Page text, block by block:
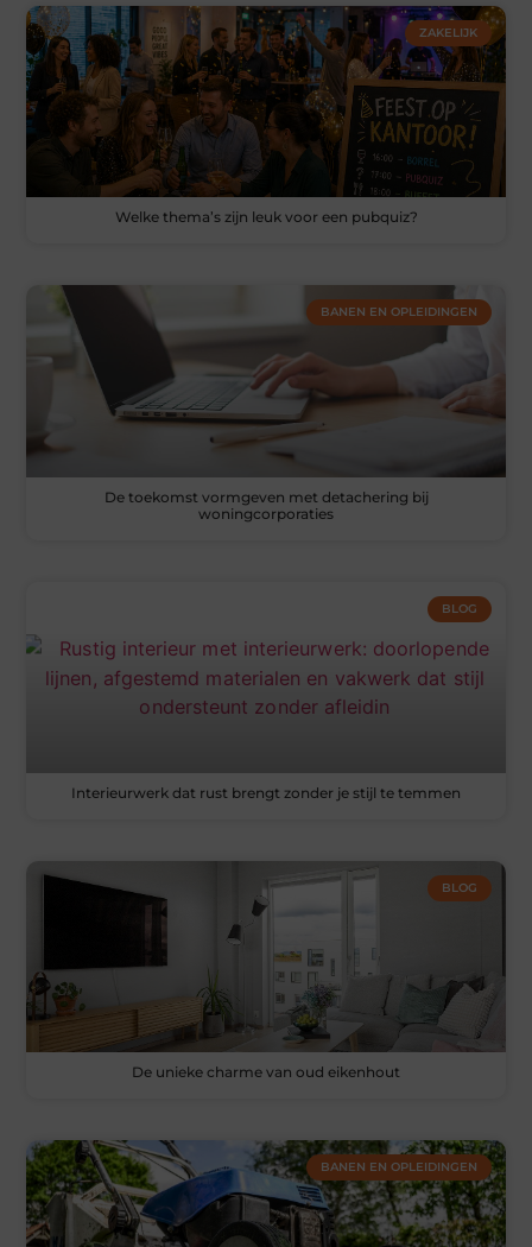
ZAKELIJK
Welke thema’s zijn leuk voor een pubquiz?
BANEN EN OPLEIDINGEN
De toekomst vormgeven met detachering bij
woningcorporaties
BLOG
Interieurwerk dat rust brengt zonder je stijl te temmen
BLOG
De unieke charme van oud eikenhout
BANEN EN OPLEIDINGEN